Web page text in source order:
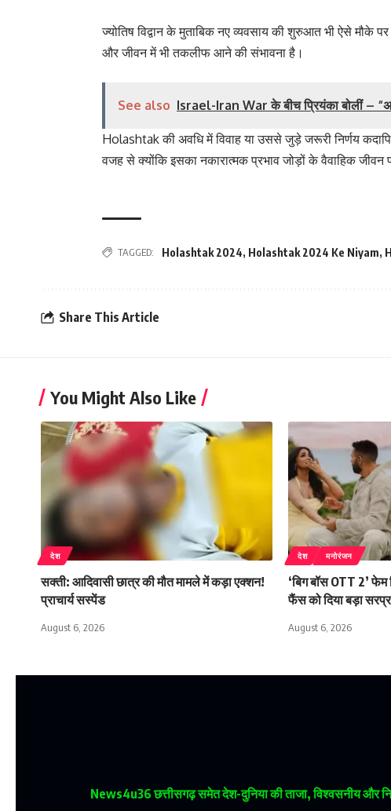
ज्योतिष विद्वान के मुताबिक नए व्यवसाय की शुरुआत भी ऐसे मौके
और जीवन में भी तकलीफ आने की संभावना है।
See also Israel-Iran War के बीच प्रियंका बोलीं –
Holashtak की अवधि में विवाह या उससे जुड़े जरूरी निर्णय
वजह से क्योंकि इसका नकारात्मक प्रभाव जोड़ों के वैवाहिक
TAGGED: Holashtak 2024, Holashtak 2024 Ke Niyam,
Share This Article
You Might Also Like
देश
सक्ती: आदिवासी छात्र की मौत मामले में कड़ा एक्शन!
प्राचार्य सस्पेंड
August 6, 2026
देश मनोरंजन
‘बिग बॉस OTT 2’
फैंस को दिया बड़ा
August 6, 2026
News4u36छत्तीसगढ़ समेत देश-दुनिया की ताजा, विश्वसनीय और